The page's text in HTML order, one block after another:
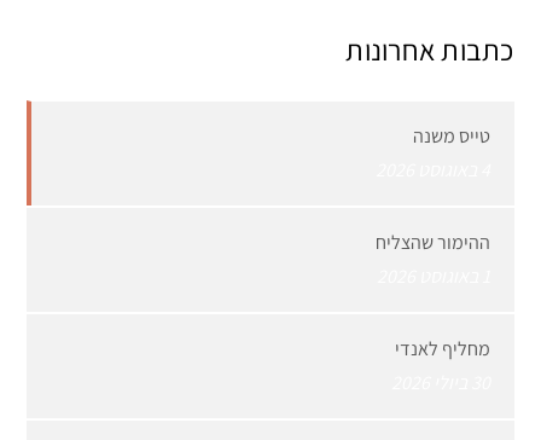
כתבות אחרונות
טייס משנה
ההימור שהצליח
מחליף לאנדי